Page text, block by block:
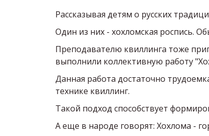
Рассказывая детям о русских
Один из них - хохломская роспись.
Преподавателю квиллинга тоже
выполнили коллективную работу
Данная работа достаточно
технике квиллинг.
Такой подход способствует
А еще в народе говорят: Хохлома -